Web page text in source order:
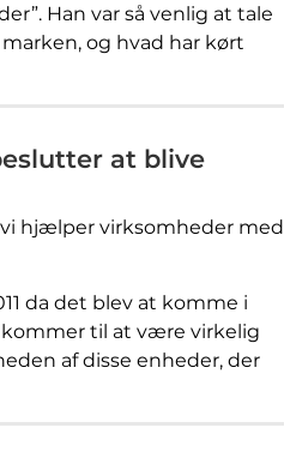
Han var så venlig at tale
og hvad har kørt
at blive
hjælper virksomheder med
da det blev at komme i
til at være virkelig
af ​​disse enheder, der